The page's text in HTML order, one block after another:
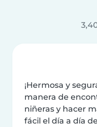
¡Hermosa y
manera de
niñeras y hacer
fácil el día a día de